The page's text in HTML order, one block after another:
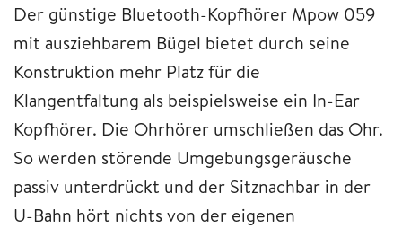
Der günstige Bluetooth-Kopfhörer Mpow 059
mit ausziehbarem Bügel bietet durch seine
Konstruktion mehr Platz für die
Klangentfaltung als beispielsweise ein In-Ear
Kopfhörer. Die Ohrhörer umschließen das Ohr.
So werden störende Umgebungsgeräusche
passiv unterdrückt und der Sitznachbar in der
U-Bahn hört nichts von der eigenen